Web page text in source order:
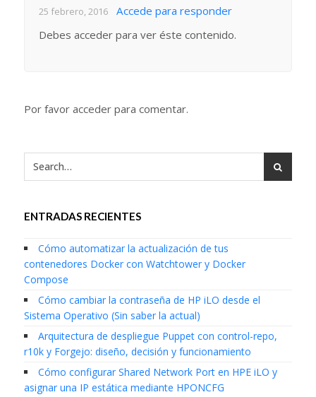
25 febrero, 2016
Accede para responder
Debes acceder para ver éste contenido.
Por favor acceder para comentar.
ENTRADAS RECIENTES
Cómo automatizar la actualización de tus
contenedores Docker con Watchtower y Docker
Compose
Cómo cambiar la contraseña de HP iLO desde el
Sistema Operativo (Sin saber la actual)
Arquitectura de despliegue Puppet con control-repo,
r10k y Forgejo: diseño, decisión y funcionamiento
Cómo configurar Shared Network Port en HPE iLO y
asignar una IP estática mediante HPONCFG